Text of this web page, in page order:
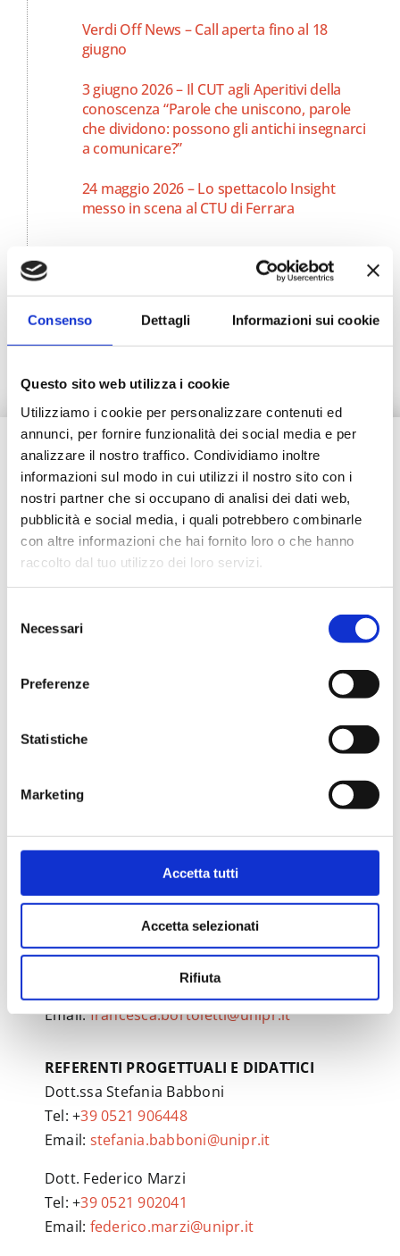
Consenso Dettagli Informazioni sui cookie
Questo sito web utilizza i cookie
Utilizziamo i cookie per personalizzare contenuti ed
annunci, per fornire funzionalità dei social media e per
analizzare il nostro traffico. Condividiamo inoltre
informazioni sul modo in cui utilizzi il nostro sito con i
nostri partner che si occupano di analisi dei dati web,
pubblicità e social media, i quali potrebbero combinarle
con altre informazioni che hai fornito loro o che hanno
raccolto dal tuo utilizzo dei loro servizi.
delNecessari
Preferenze
Statistiche
Marketing
Accetta tutti
Accetta selezionati
Rifiuta
Verdi Off News – Call aperta fino al 18
giugno
3 giugno 2026 – Il CUT agli Aperitivi della
conoscenza “Parole che uniscono, parole
che dividono: possono gli antichi insegnarci
a comunicare?”
24 maggio 2026 – Lo spettacolo Insight
messo in scena al CTU di Ferrara
capas@unipr.it
dalle 9:00 alle 13:00 - dalle 14:00 alle
Venerdì dalle 9:00 alle 13:00
DIRETTRICE
Email:francesca.bortoletti@unipr.it
REFERENTI PROGETTUALI E DIDATTICI
Dott.ssa Stefania Babboni
Tel: +39 0521 906448
Email: stefania.babboni@unipr.it
Dott. Federico Marzi
Tel: +39 0521 902041
Email: federico.marzi@unipr.it